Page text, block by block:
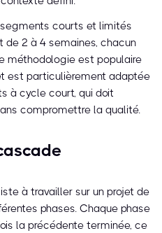
courts et limités
2 à 4 semaines, chacun
méthodologie est populaire
est particulièrement adaptée
à cycle court, qui doit
compromettre la qualité.
à travailler sur un projet de
phases. Chaque phase
la précédente terminée, ce